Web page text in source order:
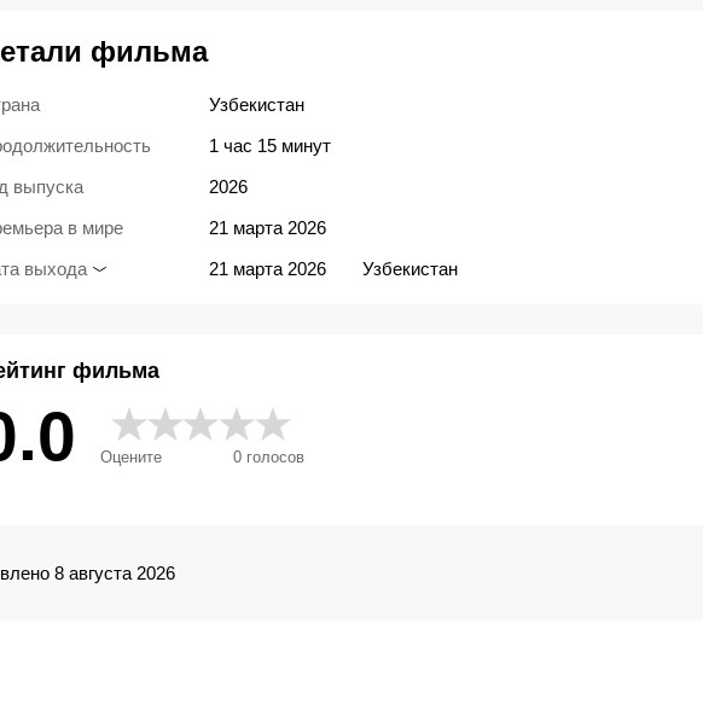
фильма
Узбекистан
1 час 15 минут
выпуска
2026
в мире
21 марта 2026
выхода
21 марта 2026 Узбекистан
фильма
Оцените 0голосов
8 августа 2026